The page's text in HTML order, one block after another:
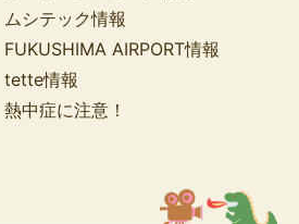
ムシテック情報
FUKUSHIMA AIRPORT情報
tette情報
熱中症に注意！